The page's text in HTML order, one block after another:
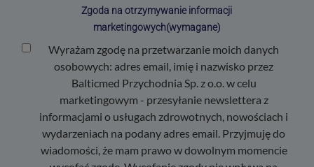
Zgoda na otrzymywanie informacji
marketingowych(wymagane)
Wyrażam zgodę na przetwarzanie moich danych
osobowych: adres email, imię i nazwisko przez
Balticmed Przychodnia Sp. z o.o. w celu
marketingowym - przesyłanie newslettera z
informacjami o usługach zdrowotnych, nowościach i
wydarzeniach na podany adres email. Przyjmuję do
wiadomości, że mam prawo w dowolnym momencie